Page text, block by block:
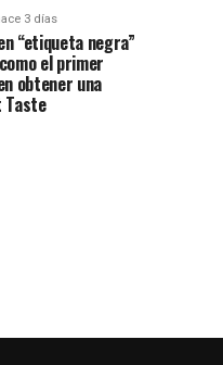
3 días
“etiqueta negra”
el primer
obtener una
Taste